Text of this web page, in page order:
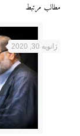
مطالب مرتبط
ژانویه 30, 2020